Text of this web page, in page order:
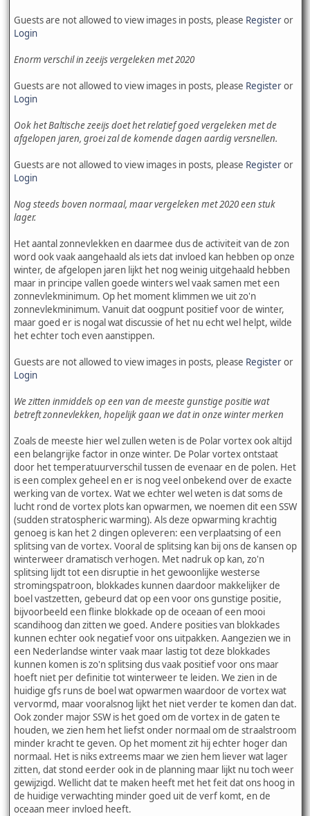
Guests are not allowed to view images in posts, please Registeror
Login
Enorm verschil in zeeijs vergeleken met 2020
Guests are not allowed to view images in posts, please Registeror
Login
Ook het Baltische zeeijs doet het relatief goed vergeleken met de
afgelopen jaren, groei zal de komende dagen aardig versnellen.
Guests are not allowed to view images in posts, please Registeror
Login
Nog steeds boven normaal, maar vergeleken met 2020 een stuk
lager.
Het aantal zonnevlekken en daarmee dus de activiteit van de zon
word ook vaak aangehaald als iets dat invloed kan hebben op onze
winter, de afgelopen jaren lijkt het nog weinig uitgehaald hebben
maar in principe vallen goede winters wel vaak samen met een
zonnevlekminimum. Op het moment klimmen we uit zo'n
zonnevlekminimum. Vanuit dat oogpunt positief voor de winter,
maar goed er is nogal wat discussie of het nu echt wel helpt, wilde
het echter toch even aanstippen.
Guests are not allowed to view images in posts, please Registeror
Login
We zitten inmiddels op een van de meeste gunstige positie wat
betreft zonnevlekken, hopelijk gaan we dat in onze winter merken
Zoals de meeste hier wel zullen weten is de Polar vortex ook altijd
een belangrijke factor in onze winter. De Polar vortex ontstaat
door het temperatuurverschil tussen de evenaar en de polen. Het
is een complex geheel en er is nog veel onbekend over de exacte
werking van de vortex. Wat we echter wel weten is dat soms de
lucht rond de vortex plots kan opwarmen, we noemen dit een SSW
(sudden stratospheric warming). Als deze opwarming krachtig
genoeg is kan het 2 dingen opleveren: een verplaatsing of een
splitsing van de vortex. Vooral de splitsing kan bij ons de kansen op
winterweer dramatisch verhogen. Met nadruk op kan, zo'n
splitsing lijdt tot een disruptie in het gewoonlijke westerse
stromingspatroon, blokkades kunnen daardoor makkelijker de
boel vastzetten, gebeurd dat op een voor ons gunstige positie,
bijvoorbeeld een flinke blokkade op de oceaan of een mooi
scandihoog dan zitten we goed. Andere posities van blokkades
kunnen echter ook negatief voor ons uitpakken. Aangezien we in
een Nederlandse winter vaak maar lastig tot deze blokkades
kunnen komen is zo'n splitsing dus vaak positief voor ons maar
hoeft niet per definitie tot winterweer te leiden. We zien in de
huidige gfs runs de boel wat opwarmen waardoor de vortex wat
vervormd, maar vooralsnog lijkt het niet verder te komen dan dat.
Ook zonder major SSW is het goed om de vortex in de gaten te
houden, we zien hem het liefst onder normaal om de straalstroom
minder kracht te geven. Op het moment zit hij echter hoger dan
normaal. Het is niks extreems maar we zien hem liever wat lager
zitten, dat stond eerder ook in de planning maar lijkt nu toch weer
gewijzigd. Wellicht dat te maken heeft met het feit dat ons hoog in
de huidige verwachting minder goed uit de verf komt, en de
oceaan meer invloed heeft.